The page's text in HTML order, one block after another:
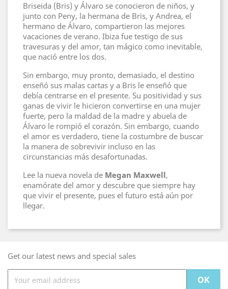
Briseida (Bris) y Álvaro se conocieron de niños, y
junto con Peny, la hermana de Bris, y Andrea, el
hermano de Álvaro, compartieron las mejores
vacaciones de verano. Ibiza fue testigo de sus
travesuras y del amor, tan mágico como inevitable,
que nació entre los dos.
Sin embargo, muy pronto, demasiado, el destino
enseñó sus malas cartas y a Bris le enseñó que
debía centrarse en el presente. Su positividad y sus
ganas de vivir le hicieron convertirse en una mujer
fuerte, pero la maldad de la madre y abuela de
Álvaro le rompió el corazón. Sin embargo, cuando
el amor es verdadero, tiene la costumbre de buscar
la manera de sobrevivir incluso en las
circunstancias más desafortunadas.
Lee la nueva novela de Megan Maxwell,
enamórate del amor y descubre que siempre hay
que vivir el presente, pues el futuro está aún por
llegar.
Get our latest news and special sales